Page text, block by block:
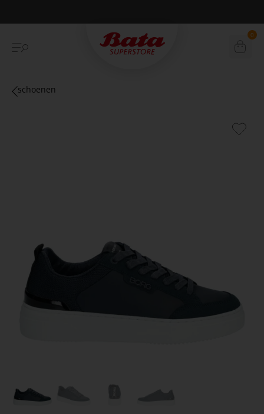
Betaal achteraf met Klarna 0
schoenen